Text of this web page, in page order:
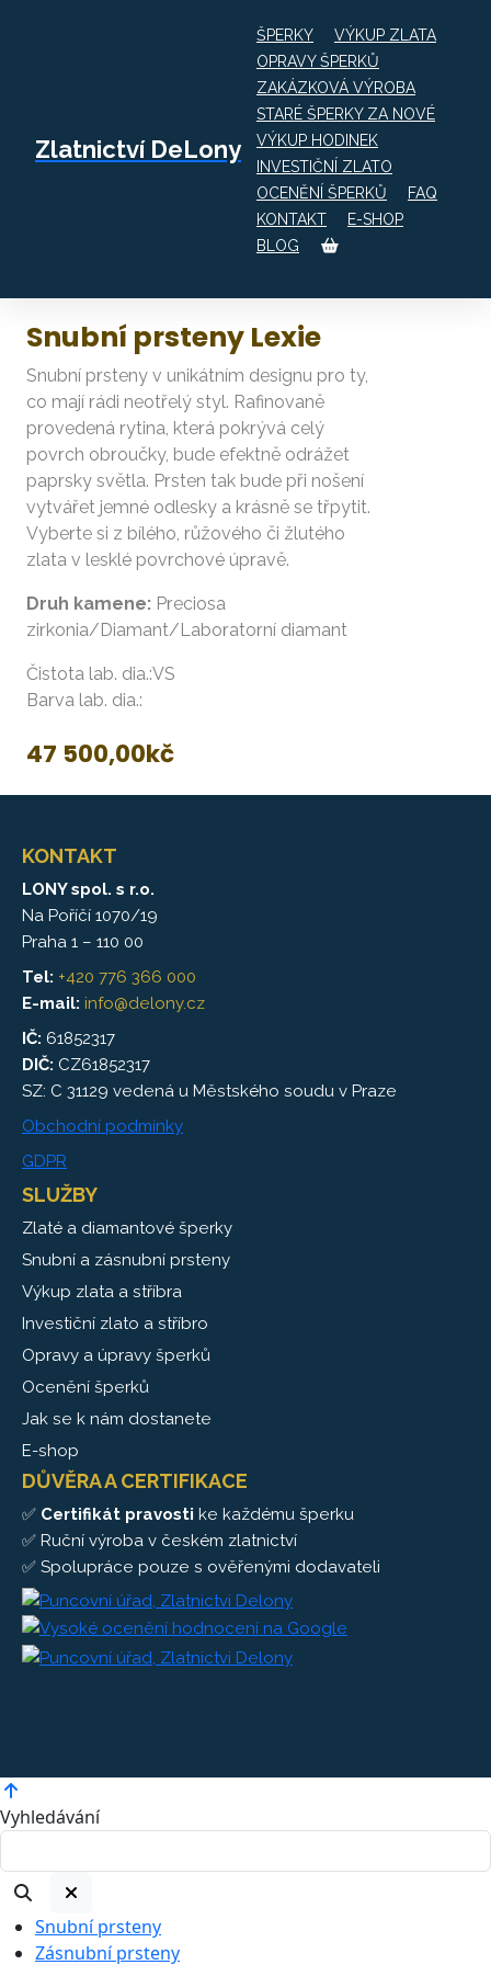
Zlatnictví DeLony
ŠPERKY
VÝKUP ZLATA
OPRAVY ŠPERKŮ
ZAKÁZKOVÁ VÝROBA
STARÉ ŠPERKY ZA NOVÉ
VÝKUP HODINEK
INVESTIČNÍ ZLATO
OCENĚNÍ ŠPERKŮ
FAQ
KONTAKT
E-SHOP
BLOG
Snubní prsteny Lexie
Snubní prsteny Lexie
Snubní prsteny v unikátním designu pro ty,
co mají rádi neotřelý styl. Rafinovaně
provedená rytina, která pokrývá celý
povrch obroučky, bude efektně odrážet
paprsky světla. Prsten tak bude při nošení
vytvářet jemné odlesky a krásně se třpytit.
Vyberte si z bílého, růžového či žlutého
zlata v lesklé povrchové úpravě.
Druh kamene: Preciosa
zirkonia/Diamant/Laboratorní diamant
Čistota lab. dia.:VS
Barva lab. dia.:
47 500,00kč
KONTAKT
LONY spol. s r.o.
Na Poříčí 1070/19
Praha 1 – 110 00
Tel: +420 776 366 000
E-mail: info@delony.cz
IČ: 61852317
DIČ: CZ61852317
SZ: C 31129 vedená u Městského soudu v Praze
Obchodní podmínky
GDPR
SLUŽBY
Zlaté a diamantové šperky
Snubní a zásnubní prsteny
Výkup zlata a stříbra
Investiční zlato a stříbro
Opravy a úpravy šperků
Ocenění šperků
Jak se k nám dostanete
E-shop
DŮVĚRA A CERTIFIKACE
✅ Certifikát pravosti ke každému šperku
✅ Ruční výroba v českém zlatnictví
✅ Spolupráce pouze s ověřenými dodavateli
Vyhledávání
Snubní prsteny
Zásnubní prsteny